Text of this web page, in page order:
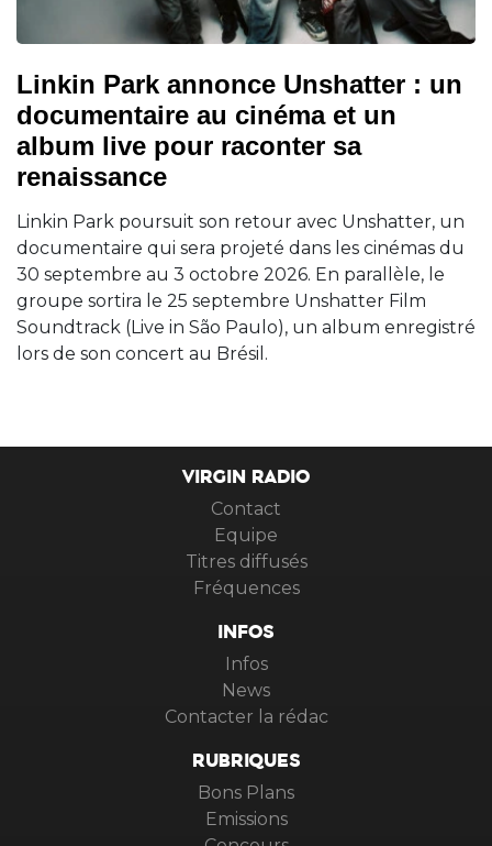
Linkin Park annonce Unshatter : un
documentaire au cinéma et un
album live pour raconter sa
renaissance
Linkin Park poursuit son retour avec Unshatter, un
documentaire qui sera projeté dans les cinémas du
30 septembre au 3 octobre 2026. En parallèle, le
groupe sortira le 25 septembre Unshatter Film
Soundtrack (Live in São Paulo), un album enregistré
lors de son concert au Brésil.
VIRGIN RADIO
Contact
Equipe
Titres diffusés
Fréquences
INFOS
Infos
News
Contacter la rédac
RUBRIQUES
Bons Plans
Emissions